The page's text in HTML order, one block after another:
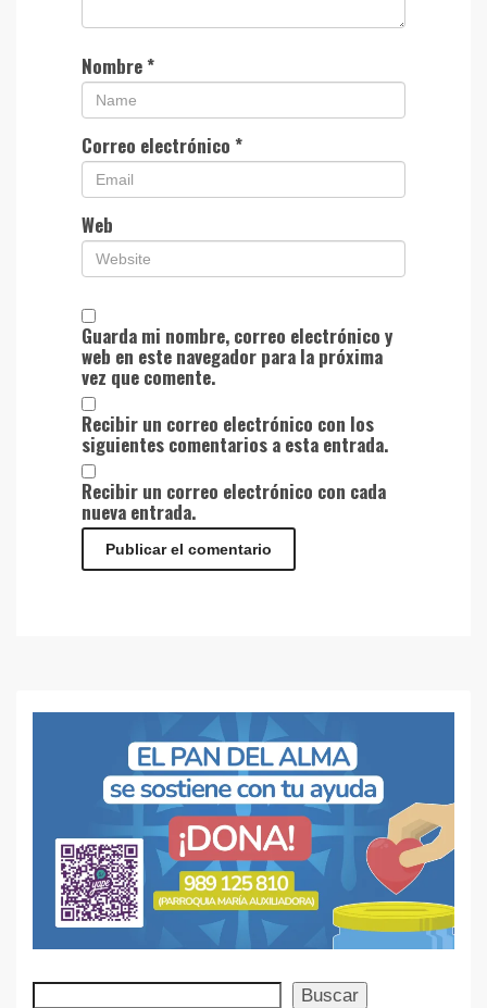
Nombre*
Correo electrónico *
Web
Guarda mi nombre, correo electrónico y
web en este navegador para la próxima
vez que comente.
Recibir un correo electrónico con los
siguientes comentarios a esta entrada.
Recibir un correo electrónico con cada
nueva entrada.
Buscar Buscar